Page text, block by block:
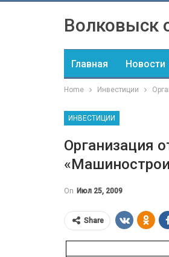
Волковыск
Главная Новости
Home Инвестиции
ИНВЕСТИЦИИ
Организация
On Июл 25, 2009
Share